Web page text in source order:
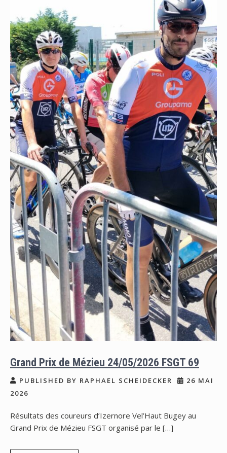
Grand Prix de Mézieu 24/05/2026 FSGT 69
PUBLISHED BY RAPHAEL SCHEIDECKER
26 MAI
2026
Résultats des coureurs d’Izernore Vel’Haut Bugey au
Grand Prix de Mézieu FSGT organisé par le […]